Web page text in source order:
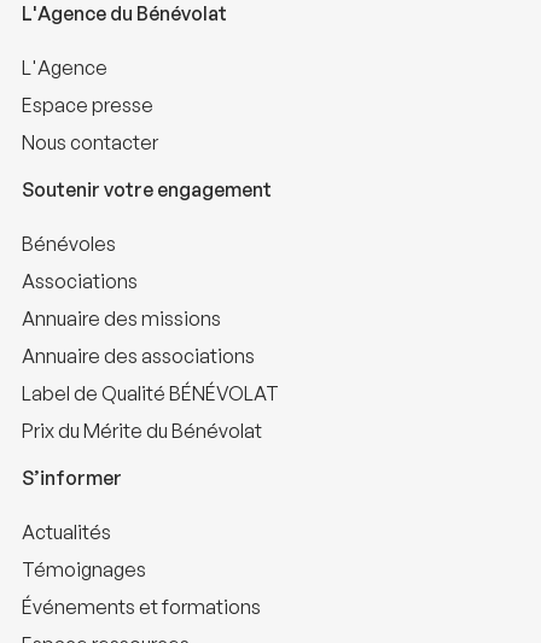
L'Agence du Bénévolat
L'Agence
Espace presse
Nous contacter
Soutenir votre engagement
Bénévoles
Associations
Annuaire des missions
Annuaire des associations
Label de Qualité BÉNÉVOLAT
Prix du Mérite du Bénévolat
S’informer
Actualités
Témoignages
Événements et formations